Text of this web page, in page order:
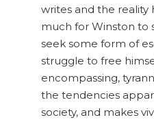
writes and the reality
much for Winston to
seek some form of
struggle to free
encompassing,
the tendencies
society, and makes